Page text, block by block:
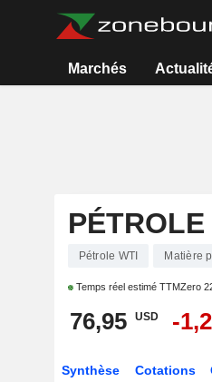
Marchés
PÉTROLE
Pétrole WTI Matière
Temps réel estimé TTMZero
76,95 USD -
Synthèse Cotations